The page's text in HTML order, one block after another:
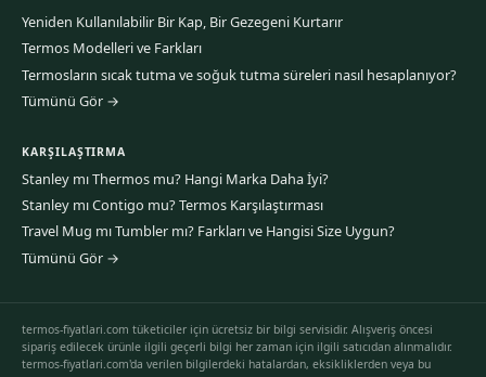
Yeniden Kullanılabilir Bir Kap, Bir Gezegeni Kurtarır
Termos Modelleri ve Farkları
Termosların sıcak tutma ve soğuk tutma süreleri nasıl hesaplanıyor?
Tümünü Gör →
KARŞILAŞTIRMA
Stanley mı Thermos mu? Hangi Marka Daha İyi?
Stanley mı Contigo mu? Termos Karşılaştırması
Travel Mug mı Tumbler mı? Farkları ve Hangisi Size Uygun?
Tümünü Gör →
termos-fiyatlari.com tüketiciler için ücretsiz bir bilgi servisidir. Alışveriş öncesi
sipariş edilecek ürünle ilgili geçerli bilgi her zaman için ilgili satıcıdan alınmalıdır.
termos-fiyatlari.com'da verilen bilgilerdeki hatalardan, eksikliklerden veya bu